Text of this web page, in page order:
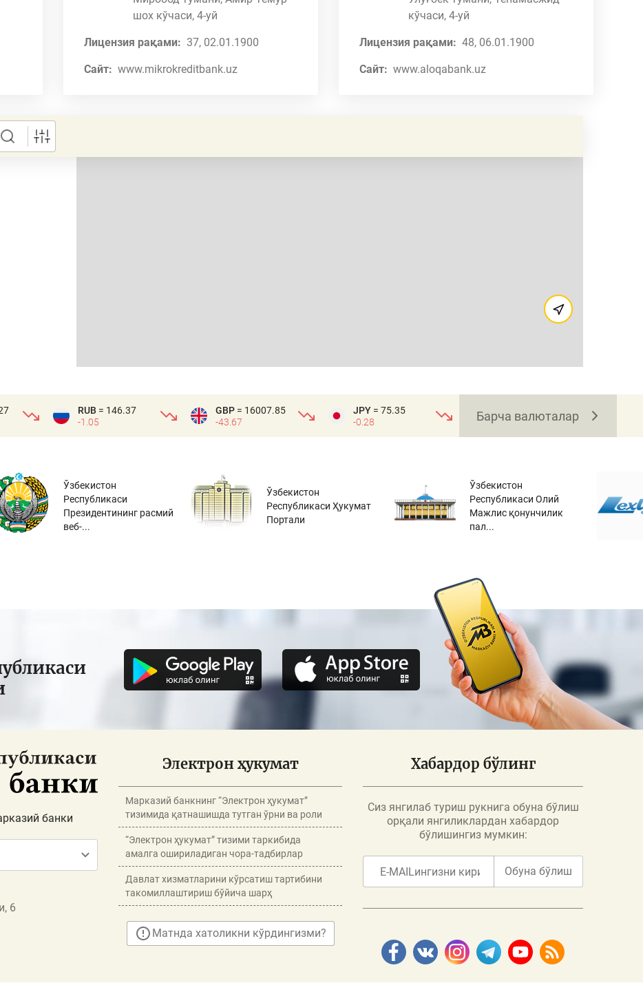
шох кўчаси, 4-уй
Лицензия рақами: 37, 02.01.1900
Сайт: www.mikrokreditbank.uz
кўчаси, 4-уй
Лицензия рақами: 48, 06.01.1900
Сайт: www.aloqabank.uz
RUB = 146.37
-1.05
GBP = 16007.85
-43.67
JPY = 75.35
-0.28
Барча валюталар
Ўзбекистон
Республикаси
Президентининг расмий
веб-...
Ўзбекистон
Республикаси Ҳукумат
Портали
Ўзбекистон
Республикаси Олий
Мажлис қонунчилик
пал...
банки
6
Электрон ҳукумат
Марказий банкнинг “Электрон ҳукумат”
тизимида қатнашишда тутган ўрни ва роли
“Электрон ҳукумат” тизими таркибида
амалга ошириладиган чора-тадбирлар
Давлат хизматларини кўрсатиш тартибини
такомиллаштириш бўйича шарҳ
Матнда хатоликни кўрдингизми?
Хабардор бўлинг
Сиз янгилаб туриш рукнига обуна бўлиш
орқали янгиликлардан хабардор
бўлишингиз мумкин:
Обуна бўлиш